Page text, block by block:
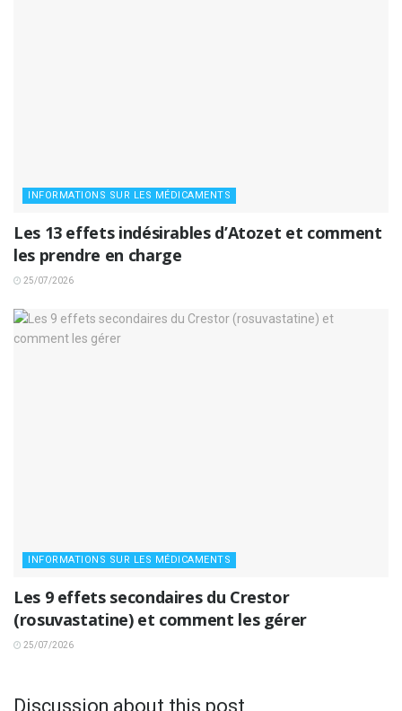
INFORMATIONS SUR LES MÉDICAMENTS
Les 13 effets indésirables d’Atozet et comment
les prendre en charge
25/07/2026
INFORMATIONS SUR LES MÉDICAMENTS
Les 9 effets secondaires du Crestor
(rosuvastatine) et comment les gérer
25/07/2026
Discussion about this post